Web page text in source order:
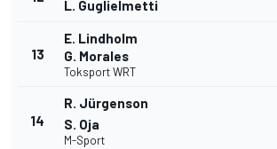
L. Guglielmetti
13
E. Lindholm
G. Morales
Toksport WRT
14
R. Jürgenson
S. Oja
M-Sport